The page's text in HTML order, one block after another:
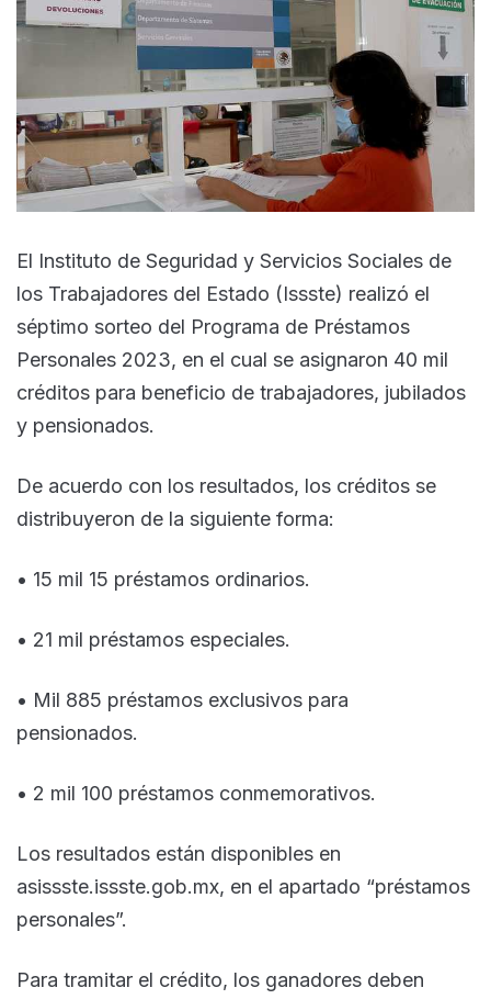
El Instituto de Seguridad y Servicios Sociales de
los Trabajadores del Estado (Issste) realizó el
séptimo sorteo del Programa de Préstamos
Personales 2023, en el cual se asignaron 40 mil
créditos para beneficio de trabajadores, jubilados
y pensionados.
De acuerdo con los resultados, los créditos se
distribuyeron de la siguiente forma:
• 15 mil 15 préstamos ordinarios.
• 21 mil préstamos especiales.
• Mil 885 préstamos exclusivos para
pensionados.
• 2 mil 100 préstamos conmemorativos.
Los resultados están disponibles en
asissste.issste.gob.mx, en el apartado “préstamos
personales”.
Para tramitar el crédito, los ganadores deben